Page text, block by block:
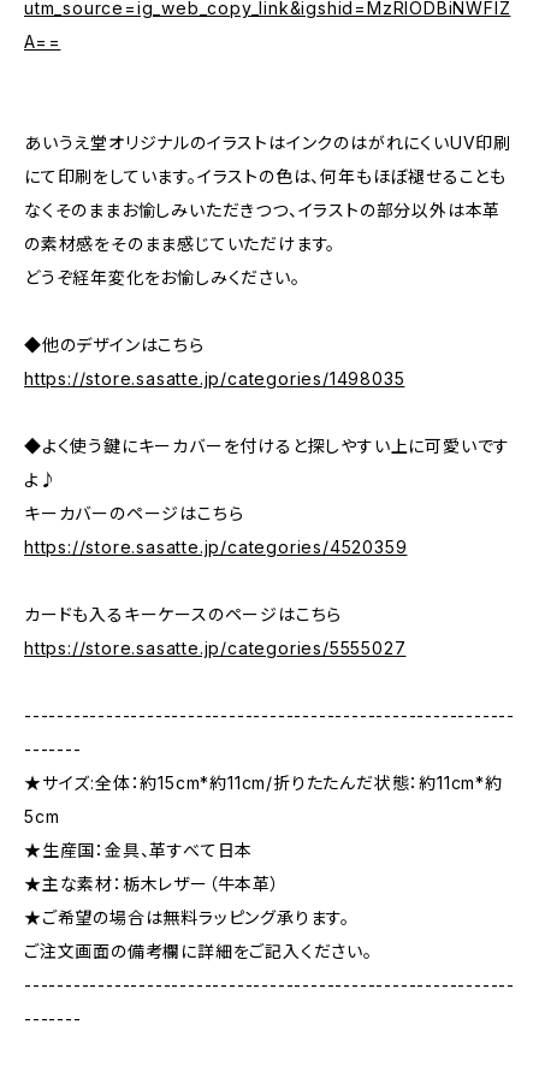
utm_source=ig_web_copy_link&igshid=MzRlODBiNWFlZ
A==
あいうえ堂オリジナルのイラストはインクのはがれにくいUV印刷
にて印刷をしています。イラストの色は、何年もほぼ褪せることも
なくそのままお愉しみいただきつつ、イラストの部分以外は本革
の素材感をそのまま感じていただけます。
どうぞ経年変化をお愉しみください。
◆他のデザインはこちら
https://store.sasatte.jp/categories/1498035
◆よく使う鍵にキーカバーを付けると探しやすい上に可愛いです
よ♪
キーカバーのページはこちら
https://store.sasatte.jp/categories/4520359
カードも入るキーケースのページはこちら
https://store.sasatte.jp/categories/5555027
------------------------------------------------------------
-------
★サイズ:全体：約15cm*約11cm/折りたたんだ状態：約11cm*約
5cm
★生産国：金具、革すべて日本
★主な素材：栃木レザー（牛本革）
★ご希望の場合は無料ラッピング承ります。
ご注文画面の備考欄に詳細をご記入ください。
------------------------------------------------------------
-------